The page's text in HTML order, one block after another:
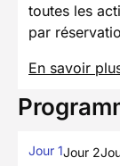
toutes les
par
En savoir
Jour 1Jour 2